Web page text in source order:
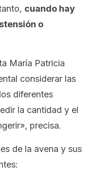
cuando hay
o
María Patricia
considerar las
diferentes
la cantidad y el
precisa.
de la avena y sus